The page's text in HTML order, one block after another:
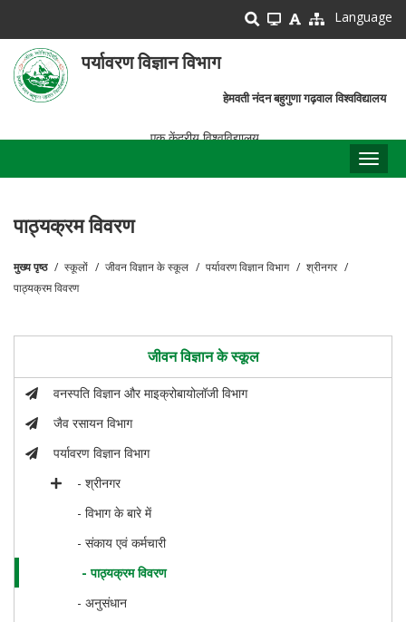
main
content
Language
पर्यावरण विज्ञान विभाग
हेमवती नंदन बहुगुणा गढ़वाल विश्वविद्यालय
एक केंद्रीय विश्वविद्यालय
पाठ्यक्रम विवरण
पग
मुख्य पृष्ठ स्कूलों जीवन विज्ञान के स्कूल पर्यावरण विज्ञान विभाग
श्रीनगर
पाठ्यक्रम विवरण
जीवन विज्ञान के स्कूल
वनस्पति विज्ञान और माइक्रोबायोलॉजी विभाग
जैव रसायन विभाग
पर्यावरण विज्ञान विभाग
- श्रीनगर
- विभाग के बारे में
- संकाय एवं कर्मचारी
- पाठ्यक्रम विवरण
- अनुसंधान